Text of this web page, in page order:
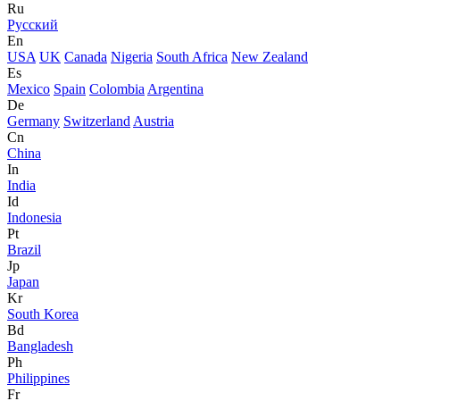
Ru
Русский
En
USA UK Canada Nigeria South Africa New Zealand
Es
Mexico Spain Colombia Argentina
De
Germany Switzerland Austria
Cn
China
In
India
Id
Indonesia
Pt
Brazil
Jp
Japan
Kr
South Korea
Bd
Bangladesh
Ph
Philippines
Fr